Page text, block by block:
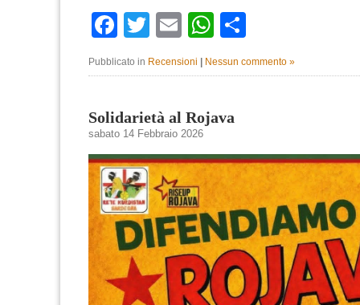
Facebook
TwitterEmailWhatsApp
Pubblicato in Recensioni Nessun commento »
Solidarietà al Rojava
sabato 14 Febbraio 2026